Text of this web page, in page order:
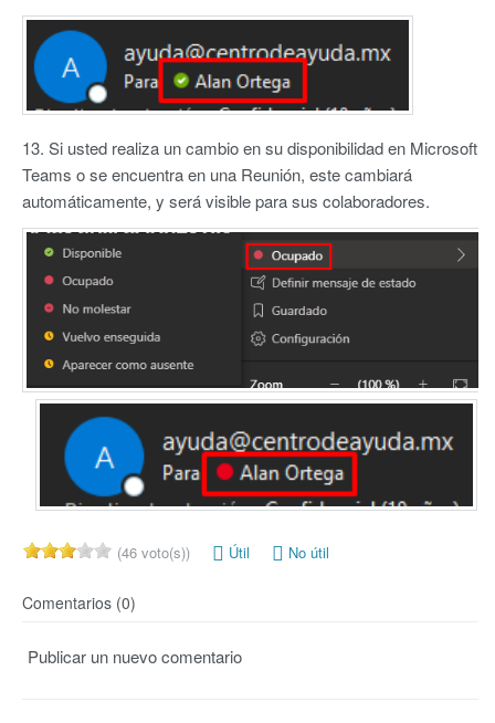
13. Si usted realiza un cambio en su disponibilidad en Microsoft
Teams o se encuentra en una Reunión, este cambiará
automáticamente, y será visible para sus colaboradores.
(46 voto(s)) Útil No útil
Comentarios (0)
Publicar un nuevo comentario